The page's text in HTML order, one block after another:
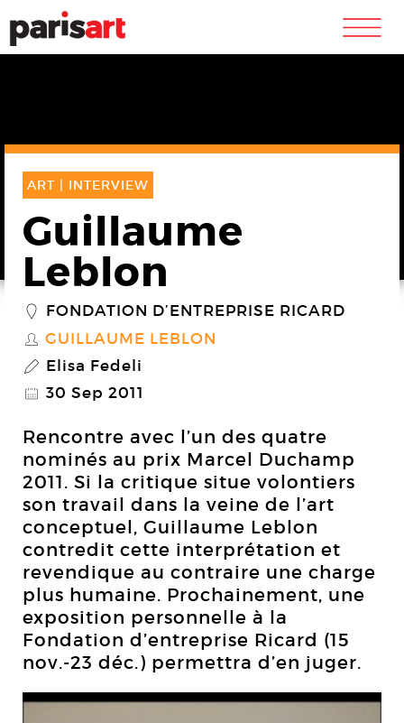
m
ART | INTERVIEW
Guillaume
Leblon
_ FONDATION D’ENTREPRISE RICARD
S GUILLAUME LEBLON
P Elisa Fedeli
@ 30 Sep 2011
Rencontre avec l’un des quatre
nominés au prix Marcel Duchamp
2011. Si la critique situe volontiers
son travail dans la veine de l’art
conceptuel, Guillaume Leblon
contredit cette interprétation et
revendique au contraire une charge
plus humaine. Prochainement, une
exposition personnelle à la
Fondation d’entreprise Ricard (15
nov.-23 déc.) permettra d’en juger.